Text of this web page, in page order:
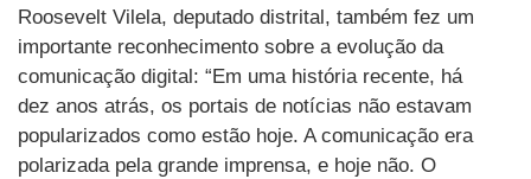
Roosevelt Vilela, deputado distrital, também fez um
importante reconhecimento sobre a evolução da
comunicação digital: “Em uma história recente, há
dez anos atrás, os portais de notícias não estavam
popularizados como estão hoje. A comunicação era
polarizada pela grande imprensa, e hoje não. O